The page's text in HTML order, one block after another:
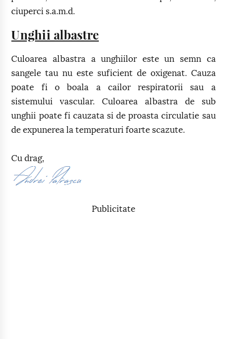
ciuperci s.a.m.d.
Unghii albastre
Culoarea albastra a unghiilor este un semn ca
sangele tau nu este suficient de oxigenat. Cauza
poate fi o boala a cailor respiratorii sau a
sistemului vascular. Culoarea albastra de sub
unghii poate fi cauzata si de proasta circulatie sau
de expunerea la temperaturi foarte scazute.
Cu drag,
Publicitate